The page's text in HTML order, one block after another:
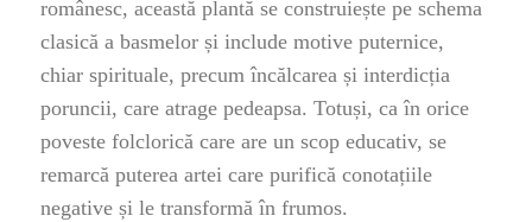
românesc, această plantă se construiește pe schema
clasică a basmelor și include motive puternice,
chiar spirituale, precum încălcarea și interdicția
poruncii, care atrage pedeapsa. Totuși, ca în orice
poveste folclorică care are un scop educativ, se
remarcă puterea artei care purifică conotațiile
negative și le transformă în frumos.